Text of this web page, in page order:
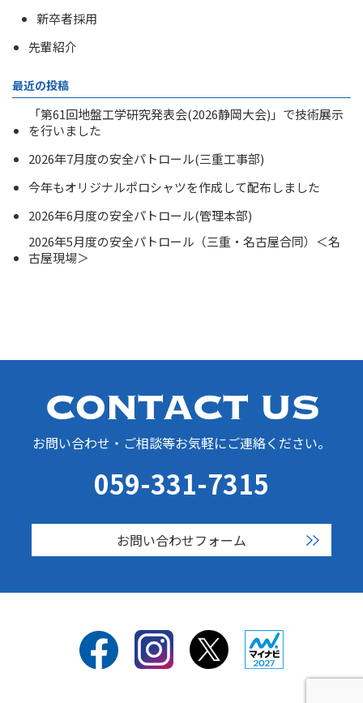
新卒者採用
先輩紹介
最近の投稿
「第61回地盤工学研究発表会(2026静岡大会)」で技術展示
を行いました
2026年7月度の安全パトロール(三重工事部)
今年もオリジナルポロシャツを作成して配布しました
2026年6月度の安全パトロール(管理本部)
2026年5月度の安全パトロール（三重・名古屋合同）＜名
古屋現場＞
お問い合わせ・ご相談等お気軽にご連絡ください。
059-331-7315
お問い合わせフォーム